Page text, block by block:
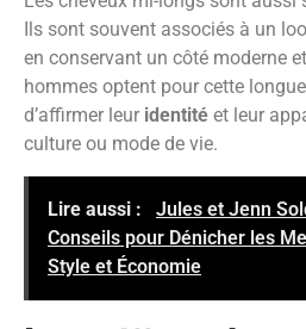
Ils sont souvent associés à un
en conservant un côté moderne
hommes optent pour cette
d’affirmer leur identité et leur
culture ou mode de vie.
Lire aussi :
Jules et Jenn
Conseils pour Dénicher les
Style et Économie